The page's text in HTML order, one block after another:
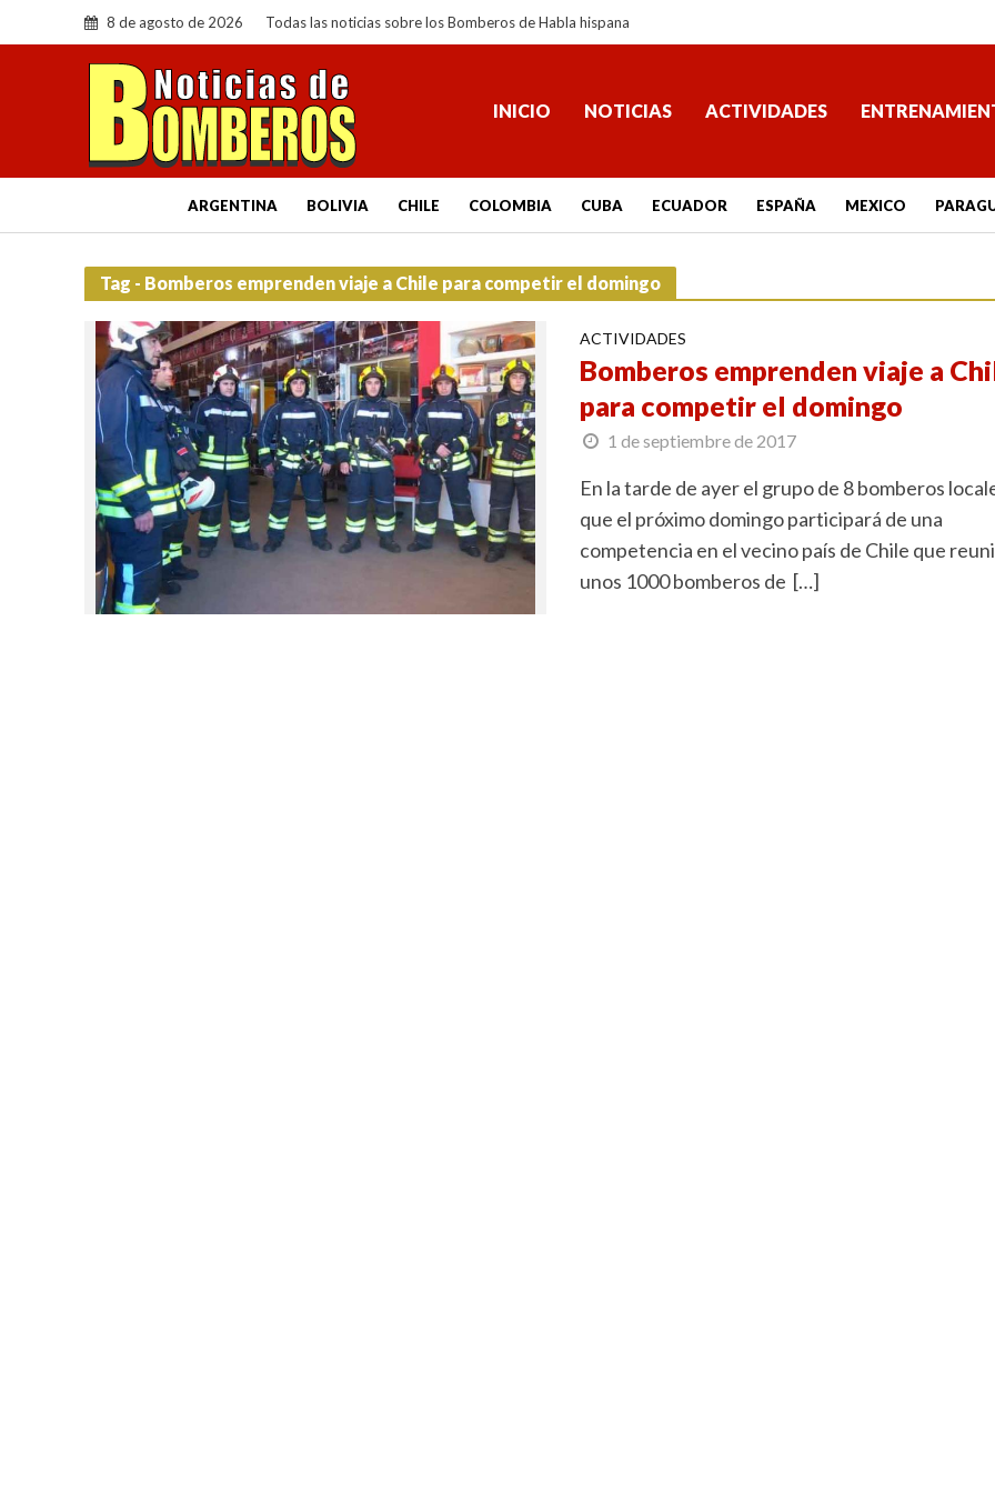
8 de agosto de 2026 Todas las noticias sobre los Bomberos de Habla hispana
INICIO NOTICIAS ACTIVIDADES
ARGENTINA BOLIVIA CHILE COLOMBIA CUBA ECUADOR ESPAÑA MEXICO
Tag - Bomberos emprenden viaje a Chile para competir el domingo
ACTIVIDADES
Bomberos emprenden viaje a
para competir el domingo
1 de septiembre de 2017
En la tarde de ayer el grupo de 8 bomberos
que el próximo domingo participará de una
competencia en el vecino país de Chile que
unos 1000 bomberos de […]